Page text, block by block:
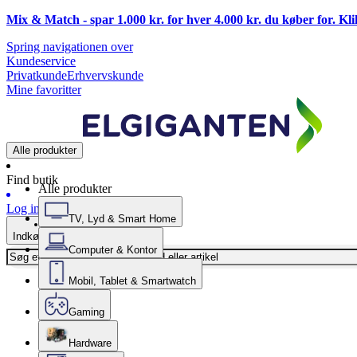
Mix & Match - spar 1.000 kr. for hver 4.000 kr. du køber for.
Spring navigationen over
Kundeservice
PrivatkundeErhvervskunde
Mine favoritter
Alle produkter
Find butik
Log ind
Indkøbskurv
Alle produkter
TV, Lyd & Smart Home
Computer & Kontor
Mobil, Tablet & Smartwatch
Gaming
Hardware